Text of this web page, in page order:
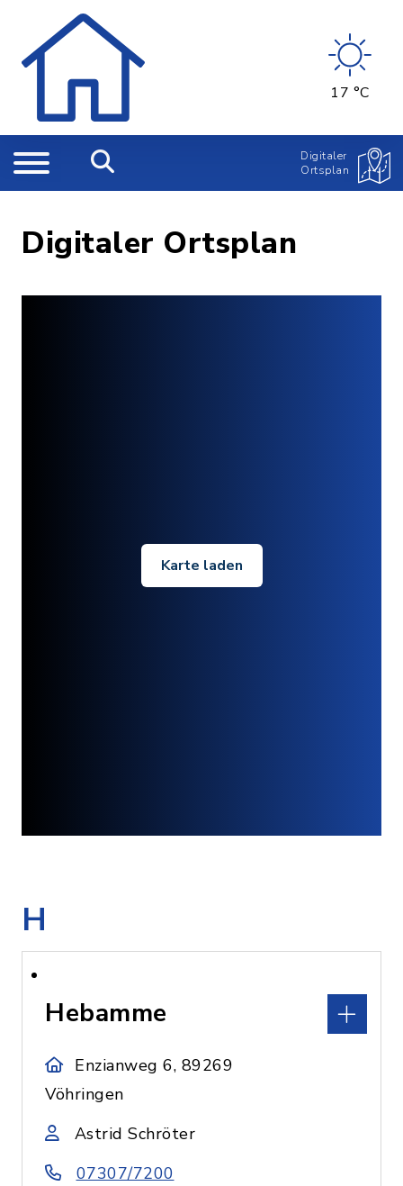
17 °C
Digitaler
Ortsplan
Digitaler Ortsplan
Karte laden
H
Hebamme
Enzianweg 6, 89269
Vöhringen
Astrid Schröter
07307/7200